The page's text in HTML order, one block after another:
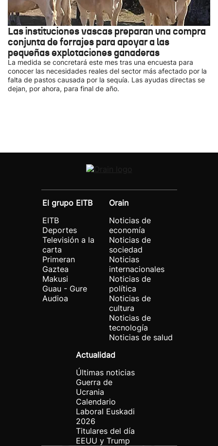
Las instituciones vascas preparan una compra
conjunta de forrajes para apoyar a las
pequeñas explotaciones ganaderas
La medida se concretará este mes tras una encuesta para
conocer las necesidades reales del sector más afectado por la
falta de pastos causada por la sequía. Las ayudas directas se
dejan, por ahora, para final de año.
El grupo EITB
EITB
Deportes
Televisión a la
carta
Primeran
Gaztea
Makusi
Guau - Gure
Audioa
Orain
Noticias de
economía
Noticias de
sociedad
Noticias
internacionales
Noticias de
política
Noticias de
cultura
Noticias de
tecnología
Noticias de salud
Actualidad
Últimas noticias
Guerra de
Ucrania
Calendario
Laboral Euskadi
2026
Titulares del día
EEUU y Trump